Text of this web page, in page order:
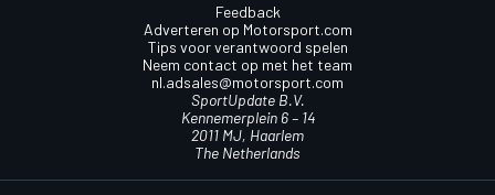
Feedback
Adverteren op Motorsport.com
Tips voor verantwoord spelen
Neem contact op met het team
nl.adsales@motorsport.com
SportUpdate B.V.
Kennemerplein 6 – 14
2011 MJ, Haarlem
The Netherlands